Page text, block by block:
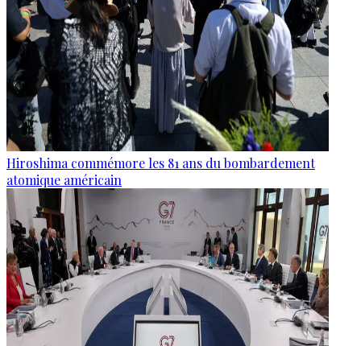
Hiroshima commémore les 81 ans du bombardement
atomique américain